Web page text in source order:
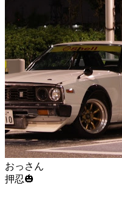
おっさん
押忍🎃